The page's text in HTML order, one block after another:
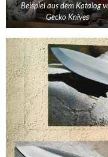
Beispiel aus dem Katalog
Gecko Knives